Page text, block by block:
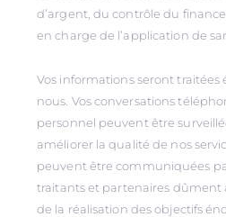
d’argent, du contrôle du
en charge de l’application de
Vos informations seront
nous. Vos conversations
personnel peuvent être
améliorer la qualité de nos
peuvent être communiquées
traitants et partenaires dûment
de la réalisation des objectifs